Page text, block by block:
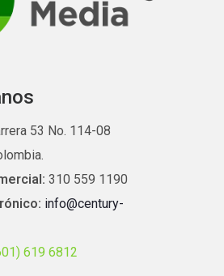
53 No. 114-08
310 559 1190
info@century-
619 6812